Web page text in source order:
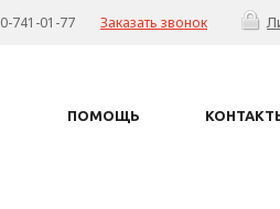
741-01-77 Заказать звонок
ПОМОЩЬ